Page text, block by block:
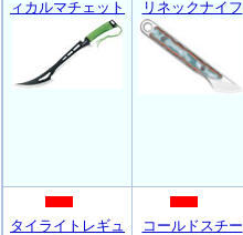
ィカルマチェット
リネックナイフ
タイライトレギュ
コールドスチー